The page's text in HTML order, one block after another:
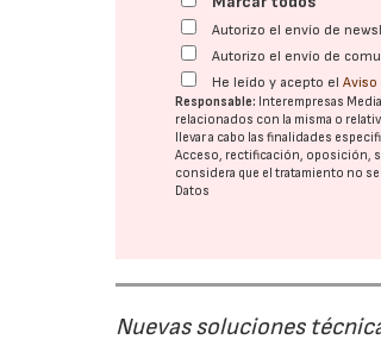
Autorizo el envío de
Autorizo el envío de
He leído y acepto elAviso
Responsable: Interempresas
relacionados con la misma o
llevar a cabo las finalidades
Acceso, rectificación, oposición,
considera que el tratamiento no
Datos
Nuevas soluciones